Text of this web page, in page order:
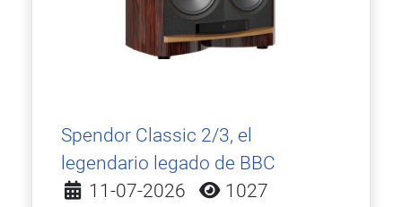
Spendor Classic 2/3, el
legendario legado de BBC
Detalles
11-07-2026 1027